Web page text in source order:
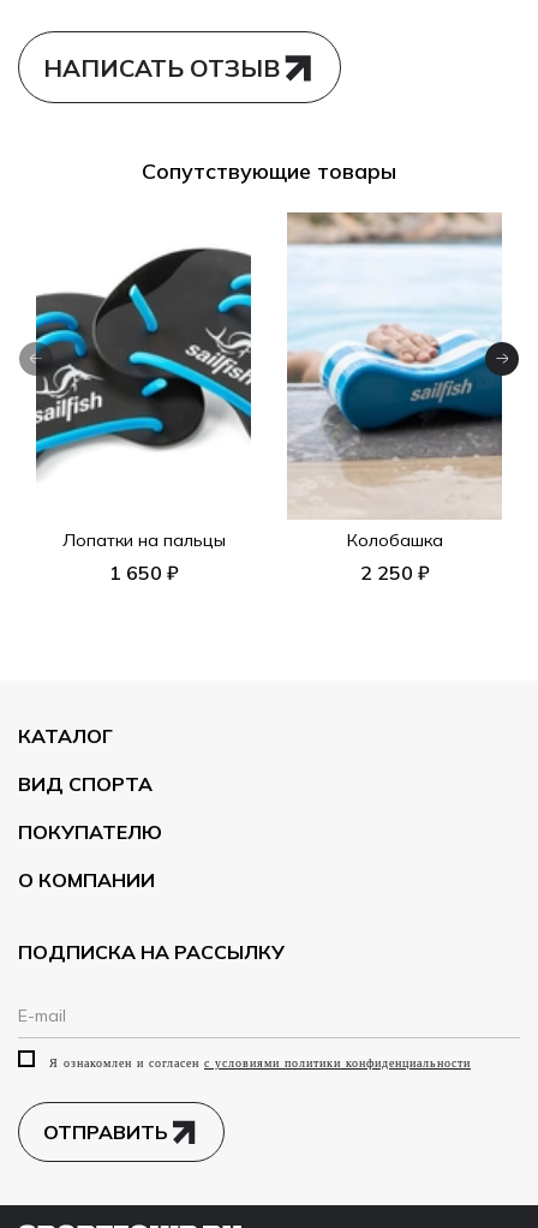
НАПИСАТЬ ОТЗЫВ
Сопутствующие товары
Лопатки на пальцы
1 650 ₽
Колобашка
2 250 ₽
КАТАЛОГ
ВИД СПОРТА
ПОКУПАТЕЛЮ
О КОМПАНИИ
ПОДПИСКА НА РАССЫЛКУ
Я ознакомлен и согласен с условиями политики конфиденциальности
ОТПРАВИТЬ